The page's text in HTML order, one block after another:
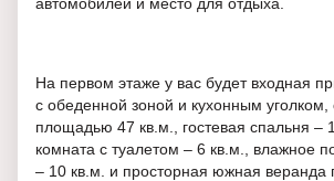
На первом этаже у вас будет входная
с обеденной зоной и кухонным
площадью 47 кв.м., гостевая спальня –
комната с туалетом – 6 кв.м., влажное
– 10 кв.м. и просторная южная веранда